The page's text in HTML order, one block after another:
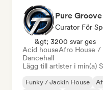
Pure Groove
Curator För
&gt; 3200 svar ges
Acid houseAfro House /
Dancehall
Lägg till artister i min(a)
Funky / Jackin House